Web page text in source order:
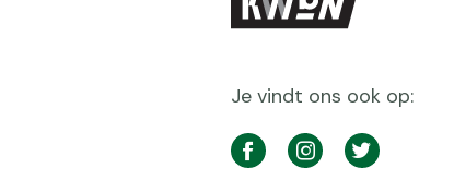
Je vindt ons ook op:
Social
media
FacebookInstagramTwitter